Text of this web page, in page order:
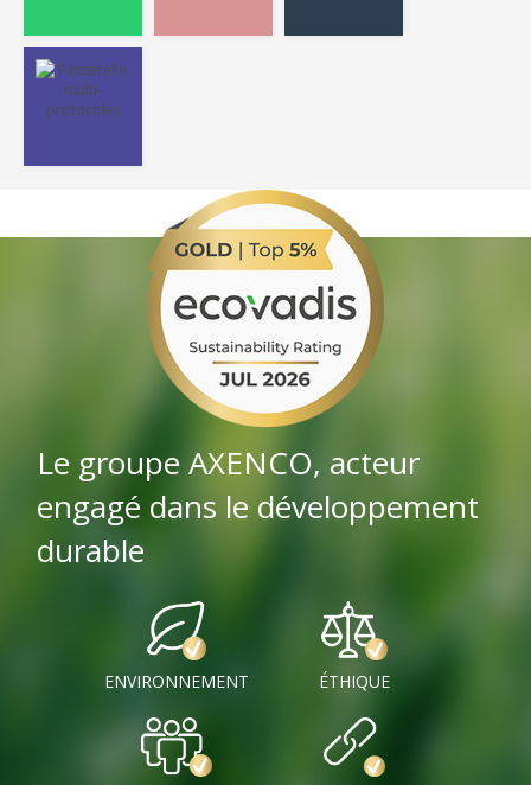
Le groupe AXENCO, acteur
engagé dans le développement
durable
ENVIRONNEMENT ÉTHIQUE